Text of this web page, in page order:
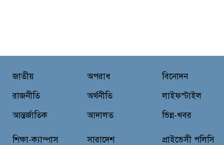
জাতীয়
রাজনীতি
আন্তর্জাতিক
অপরাধ
অর্থনীতি
আদালত
বিনোদন
লাইফস্টাইল
ভিন্ন-খবর
শিক্ষা-ক্যাম্পাস
সারাদেশ
প্রাইভেসী পলিসি